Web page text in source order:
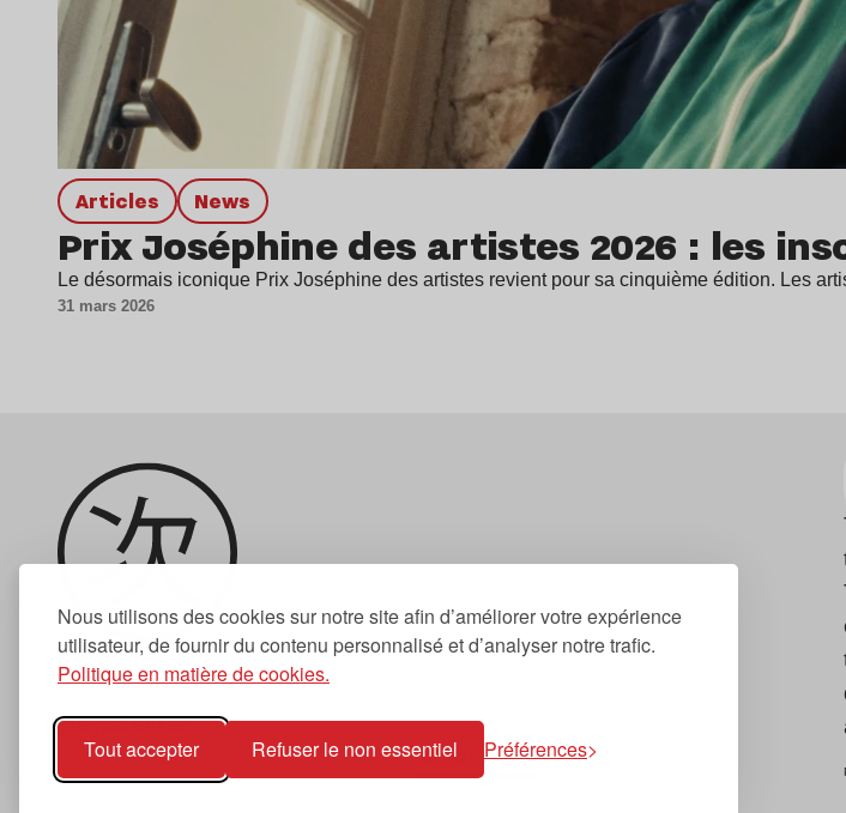
Nous utilisons des cookies sur notre site afin d’améliorer votre expérience
utilisateur, de fournir du contenu personnalisé et d’analyser notre trafic.
Politique en matière de cookies.
Tout accepter Refuser le non essentiel Préférences
Articles news
Prix Joséphine des artistes 2026 : les
Le désormais iconique Prix Joséphine des artistes revient pour sa cinquième édition. Les
31 mars 2026
Newsletter
S'abonner